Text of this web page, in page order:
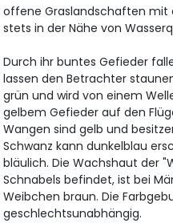
offene Graslandschaften mit
stets in der Nähe von
Durch ihr buntes Gefieder
lassen den Betrachter
grün und wird von einem
gelbem Gefieder auf den
Wangen sind gelb und
Schwanz kann dunkelblau
bläulich. Die Wachshaut der
Schnabels befindet, ist bei
Weibchen braun. Die
geschlechtsunabhängig.